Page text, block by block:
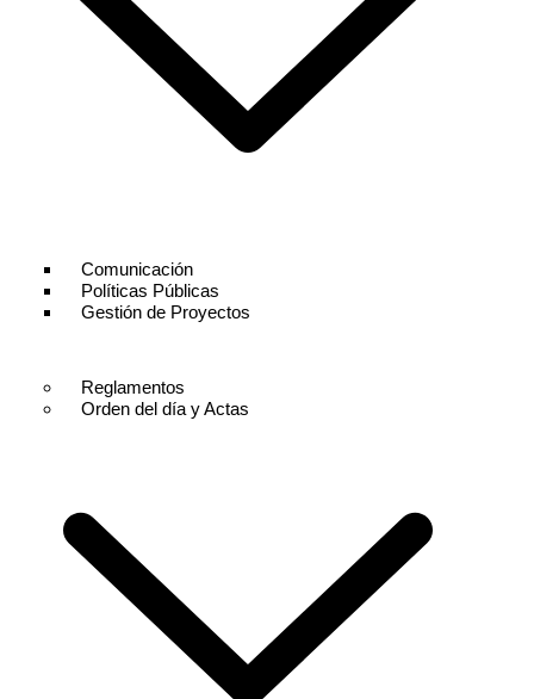
Comunicación
Políticas Públicas
Gestión de Proyectos
Reglamentos
Orden del día y Actas